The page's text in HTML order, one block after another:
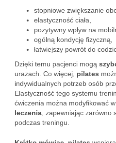
stopniowe zwiększanie
elastyczność ciała,
pozytywny wpływ na
ogólną kondycję fizyczną,
łatwiejszy powrót do
Dzięki temu pacjenci mogą
urazach. Co więcej, pilates
indywidualnych potrzeb osób
Elastyczność tego systemu
ćwiczenia można modyfikować
leczenia , zapewniając
podczas treningu.